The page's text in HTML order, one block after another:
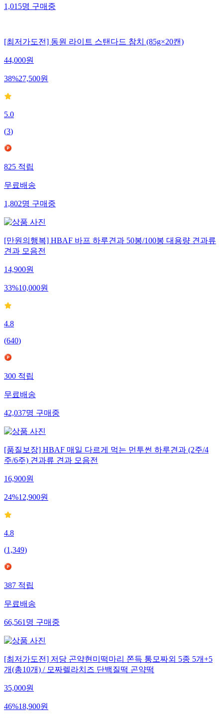
1,015명구매중
[최저가도전] 동원 라이트 스탠다드 참치 (85g×20캔)
44,000원
38%27,500원
5.0
(3)
825적립
무료배송
1,802명구매중
[만원의행복] HBAF 바프 하루견과 50봉/100봉 대용량 견과류
견과 모음전
14,900원
33%10,000원
4.8
(640)
300적립
무료배송
42,037명구매중
[품질보장] HBAF 매일 다르게 먹는 먼투썬 하루견과 (2주/4
주/6주) 견과류 견과 모음전
16,900원
24%12,900원
4.8
(1,349)
387적립
무료배송
66,561명구매중
[최저가도전] 저당 곤약현미떡마리 쫀득 통모짜외 5종 5개+5
개(총10개) / 모짜렐라치즈 단백질떡 곤약떡
35,000원
46%18,900원